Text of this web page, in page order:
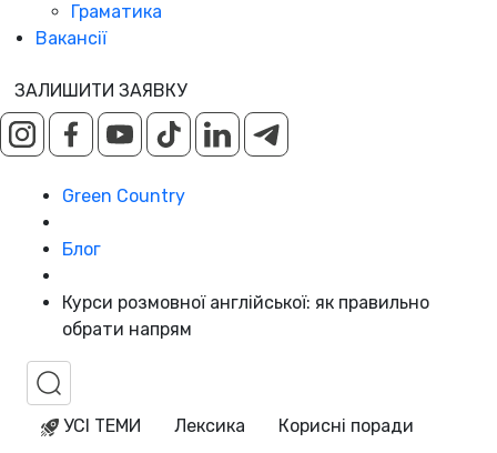
Граматика
Вакансії
ЗАЛИШИТИ ЗАЯВКУ
Green Country
Блог
Курси розмовної англійської: як правильно
обрати напрям
УСІ ТЕМИ Лексика
Корисні поради